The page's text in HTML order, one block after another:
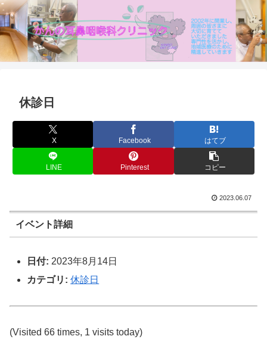
休診日
X Facebook はてブ
LINE Pinterest コピー
2023.06.07
イベント詳細
日付: 2023年8月14日
カテゴリ: 休診日
(Visited 66 times, 1 visits today)